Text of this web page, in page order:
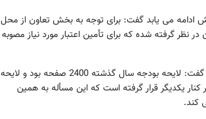
ادامه می یابد گفت: برای توجه به بخش تعاون از محل
میلیارد تومان در نظر گرفته شده که برای تأمین اعتبار مورد نیاز مصوبه
رئیس جمهور در ادامه بودجه را بودجه ای خلاصه توصیف کرد و گفت: لایحه بودجه سال گذشته 2400 صفحه بود و لایحه
در کنار یکدیگر قرار گرفته است که این مسأله به همین
کند.